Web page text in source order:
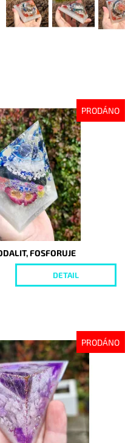
PRODÁNO
FOSFORUJE
DETAIL
PRODÁNO